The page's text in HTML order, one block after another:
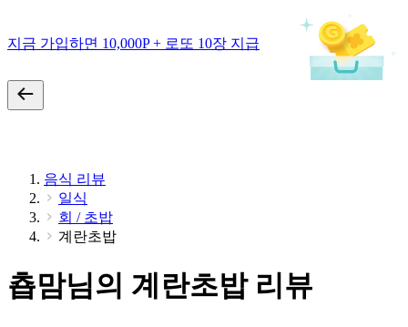
지금 가입하면 10,000P + 로또 10장 지급
음식 리뷰
일식
회 / 초밥
계란초밥
춉맘님의 계란초밥 리뷰